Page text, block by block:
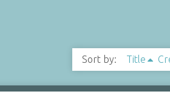
Sort by: Title